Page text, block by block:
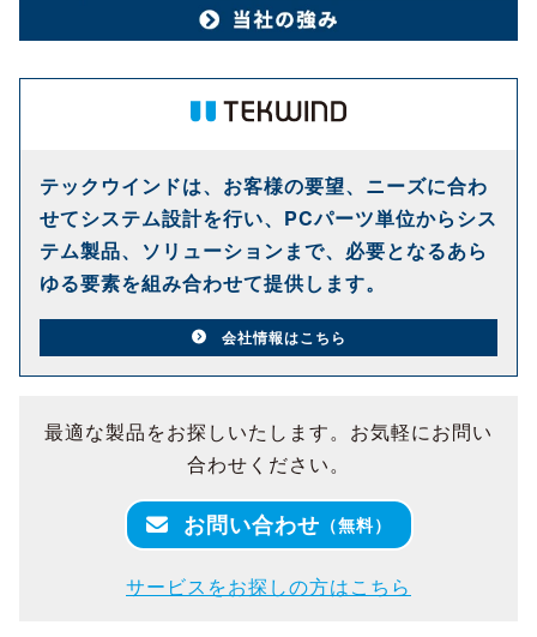
テックウインドは、お客様の要望、ニーズに合わ
せてシステム設計を行い、PCパーツ単位からシス
テム製品、ソリューションまで、必要となるあら
ゆる要素を組み合わせて提供します。
会社情報はこちら
最適な製品をお探しいたします。お気軽にお問い
合わせください。
お問い合わせ （無料）
サービスをお探しの方はこちら